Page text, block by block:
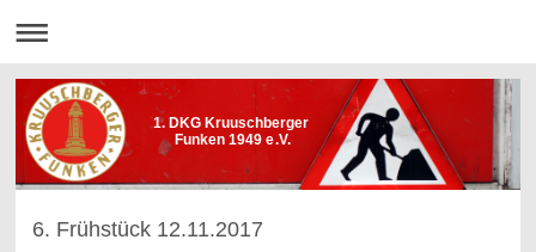
1. DKG Kruuschberger
Funken 1949 e.V.
6. Frühstück 12.11.2017